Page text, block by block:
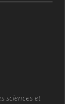
sciences et